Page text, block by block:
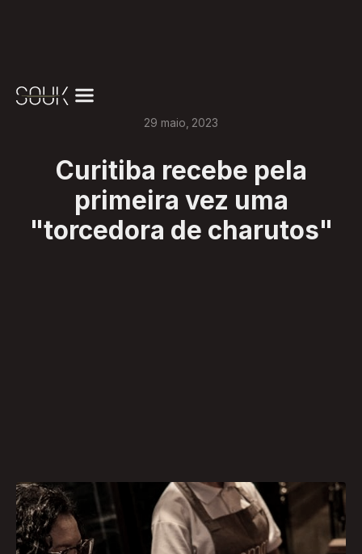
29 maio 2023
Curitiba recebe pela
primeira vez uma
"torcedora de charutos"
A marca brasileira de charutos JAMM vem à